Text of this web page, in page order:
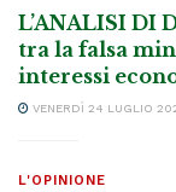
L’ANALISI DI
tra la falsa
interessi
VENERDÌ 24 LUGLIO
L'OPINIONE